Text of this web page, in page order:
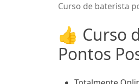
Curso de baterista
👍 Curso
Pontos